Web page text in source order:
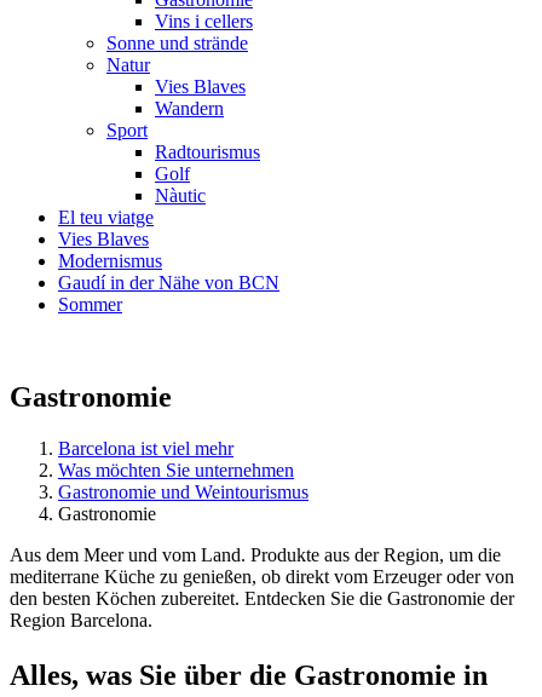
Vins i cellers
Sonne und strände
Natur
Vies Blaves
Wandern
Sport
Radtourismus
Golf
Nàutic
El teu viatge
Vies Blaves
Modernismus
Gaudí in der Nähe von BCN
Sommer
Gastronomie
Barcelona ist viel mehr
Was möchten Sie unternehmen
Gastronomie und Weintourismus
Gastronomie
Aus dem Meer und vom Land. Produkte aus der Region, um die
mediterrane Küche zu genießen, ob direkt vom Erzeuger oder von
den besten Köchen zubereitet. Entdecken Sie die Gastronomie der
Region Barcelona.
Alles, was Sie über die Gastronomie in